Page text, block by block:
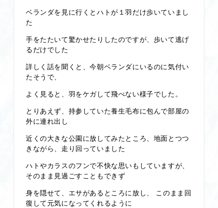
ベランダを見に行くとハトが１羽だけ歩いていまし
た
手をたたいて驚かせたりしたのですが、歩いて逃げ
るだけでした
詳しく話を聞くと、今朝ベランダにいるのに気付い
たそうで、
よく見ると、羽をケガして飛べない様子でした。
とりあえず、持参していた養生毛布に包んで部屋の
外に連れ出し
近くの大きな公園に放してみたところ、地面とつつ
きながら、走り回っていました
ハトやカラスのフンで不快な思いもしていますが、
そのまま見過ごすこともできず
身を隠せて、エサがあるところに放し、 このまま回
復して元気になってくれるように